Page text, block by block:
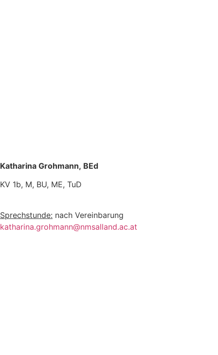
Katharina Grohmann, BEd
KV 1b, M, BU, ME, TuD
Sprechstunde: nach Vereinbarung
katharina.grohmann@nmsalland.ac.at